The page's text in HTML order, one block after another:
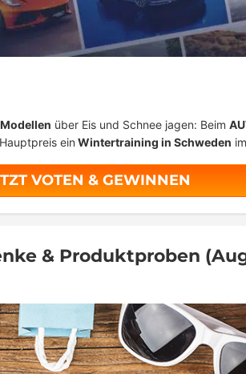
über Eis und Schnee jagen: Beim
ein Wintertraining in Schweden
VOTEN & GEWINNEN
& Produktproben